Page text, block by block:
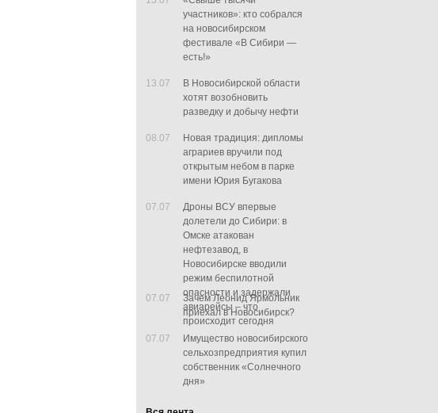
участников»: кто собрался
на новосибирском
фестивале «В Сибири —
есть!»
13.07
В Новосибирской области
хотят возобновить
разведку и добычу нефти
08.07
Новая традиция: дипломы
аграриев вручили под
открытым небом в парке
имени Юрия Бугакова
07.07
Дроны ВСУ впервые
долетели до Сибири: в
Омске атакован
нефтезавод, в
Новосибирске вводили
режим беспилотной
опасности и задержали
авиарейсы – что
происходит сегодня
07.07
Зачем Леонид Ярмольник
приехал в Новосибирск?
07.07
Имущество новосибирского
сельхозпредприятия купил
собственник «Солнечного
дня»